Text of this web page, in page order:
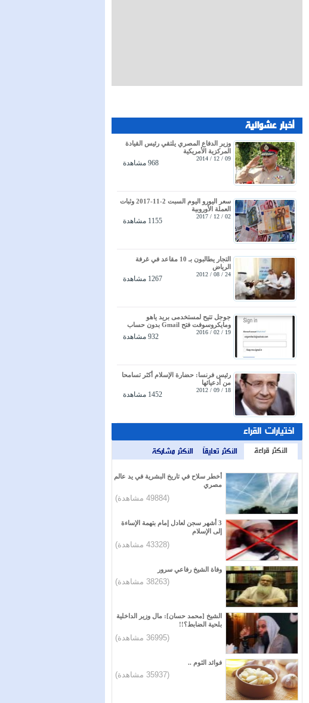
أخبار عشوائية
وزير الدفاع المصري يلتقي رئيس القيادة
المركزية الأمريكية
09 / 12 / 2014
968 مشاهدة
سعر اليورو اليوم السبت 2-11-2017 وثبات
العملة الأوروبية
02 / 12 / 2017
1155 مشاهدة
التجار يطالبون بـ 10 مقاعد في غرفة
الرياض
24 / 08 / 2012
1267 مشاهدة
جوجل تتيح لمستخدمى بريد ياهو
ومايكروسوفت فتح Gmail بدون حساب
19 / 02 / 2016
932 مشاهدة
رئيس فرنسا: حضارة الإسلام أكثر تسامحا
من أدعيائها
18 / 09 / 2012
1452 مشاهدة
اختيارات القراء
الأكثر قراءة الأكثر تعليقاً الأكثر مشاركة
أخطر سلاح في تاريخ البشرية في يد عالم
مصري
(49884 مشاهدة)
3 أشهر سجن لعادل إمام بتهمة الإساءة
إلى الإسلام
(43328 مشاهدة)
وفاة الشيخ رفاعي سرور
(38263 مشاهدة)
الشيخ [محمد حسان]: مال وزير الداخلية
بلحية الضابط؟!!
(36995 مشاهدة)
فوائد الثوم ..
(35937 مشاهدة)